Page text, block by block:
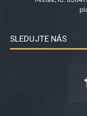
SLEDUJTE NÁS